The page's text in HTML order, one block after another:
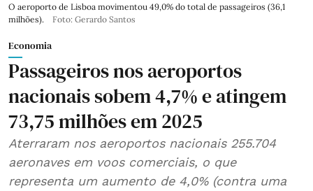
O aeroporto de Lisboa movimentou 49,0% do total de passageiros (36,1
milhões).
Foto: Gerardo Santos
Economia
Passageiros nos aeroportos
nacionais sobem 4,7% e atingem
73,75 milhões em 2025
Aterraram nos aeroportos nacionais 255.704
aeronaves em voos comerciais, o que
representa um aumento de 4,0% (contra uma